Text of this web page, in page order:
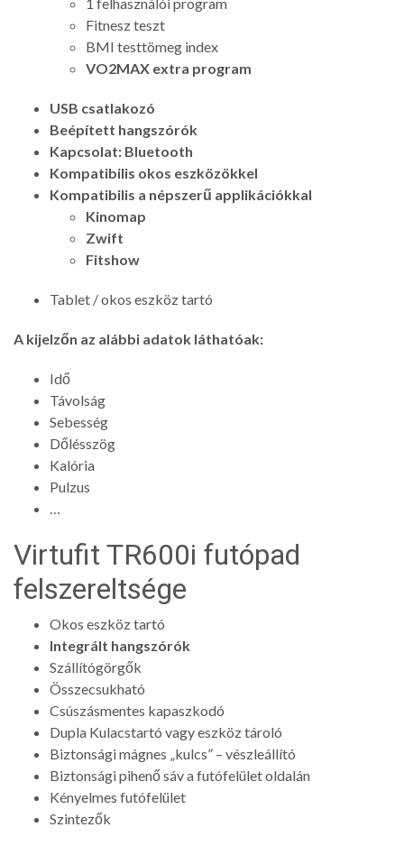
Fitnesz teszt
BMI testtömeg index
VO2MAX extra program
USB csatlakozó
Beépített hangszórók
Kapcsolat: Bluetooth
Kompatibilis okos eszközökkel
Kompatibilis a népszerű applikációkkal
Kinomap
Zwift
Fitshow
Tablet / okos eszköz tartó
A kijelzőn az alábbi adatok láthatóak:
Idő
Távolság
Sebesség
Dőlésszög
Kalória
Pulzus
…
Virtufit TR600i futópad
felszereltsége
Okos eszköz tartó
Integrált hangszórók
Szállítógörgők
Összecsukható
Csúszásmentes kapaszkodó
Dupla Kulacstartó vagy eszköz tároló
Biztonsági mágnes „kulcs” – vészleállító
Biztonsági pihenő sáv a futófelület oldalán
Kényelmes futófelület
Szintezők